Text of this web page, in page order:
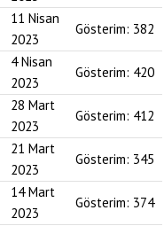
11 Nisan
2023
Gösterim: 382
4 Nisan
2023
Gösterim: 420
28 Mart
2023
Gösterim: 412
21 Mart
2023
Gösterim: 345
14 Mart
2023
Gösterim: 374